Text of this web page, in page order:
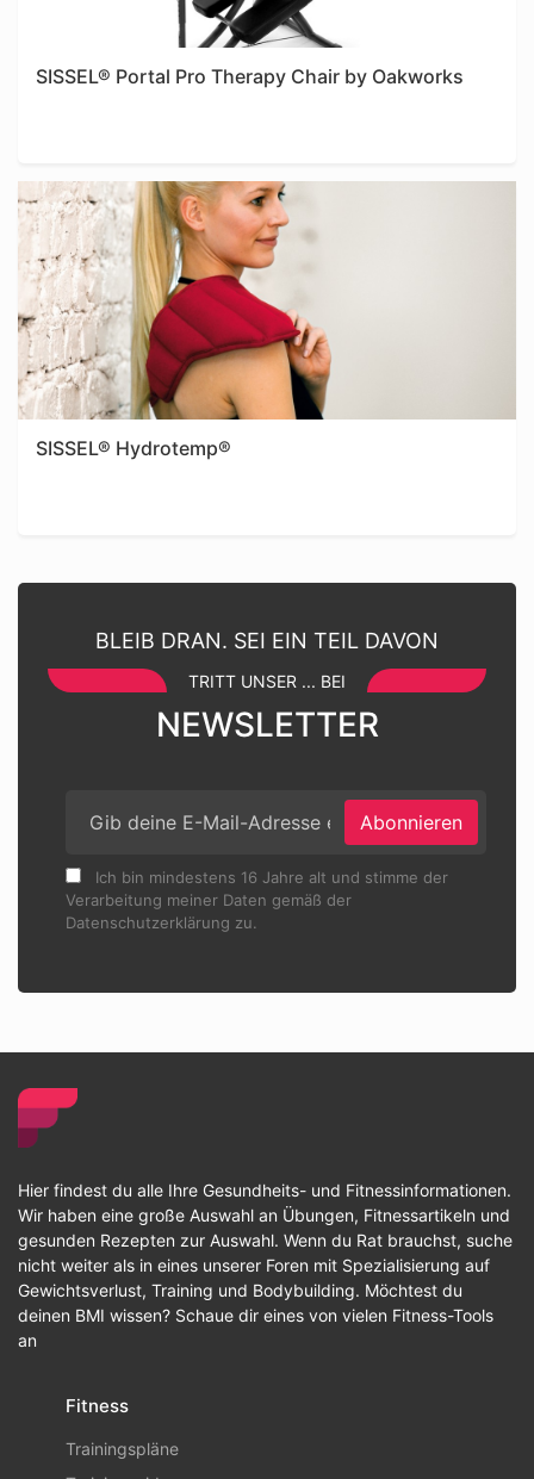
SISSEL® Portal Pro Therapy Chair by Oakworks
SISSEL® Hydrotemp®
BLEIB DRAN. SEI EIN TEIL DAVON
TRITT UNSER ... BEI
NEWSLETTER
Abonnieren
Ich bin mindestens 16 Jahre alt und stimme der
Verarbeitung meiner Daten gemäß der
Datenschutzerklärung zu.
Hier findest du alle Ihre Gesundheits- und Fitnessinformationen.
Wir haben eine große Auswahl an Übungen, Fitnessartikeln und
gesunden Rezepten zur Auswahl. Wenn du Rat brauchst, suche
nicht weiter als in eines unserer Foren mit Spezialisierung auf
Gewichtsverlust, Training und Bodybuilding. Möchtest du
deinen BMI wissen? Schaue dir eines von vielen Fitness-Tools
an
Fitness
Trainingspläne